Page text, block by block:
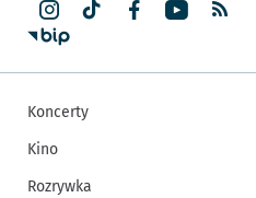
Koncerty
Kino
Rozrywka